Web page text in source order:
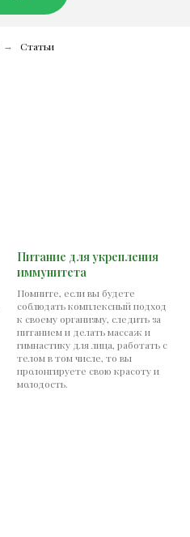
→ Статьи
Питание для укрепления
иммунитета
Помните, если вы будете
соблюдать комплексный подход
к своему организму, следить за
питанием и делать массаж и
гимнастику для лица, работать с
телом в том числе, то вы
пролонгируете свою красоту и
молодость.